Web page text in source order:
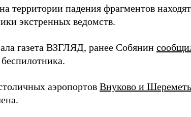
территории падения фрагментов
экстренных ведомств.
газета ВЗГЛЯД, ранее Собянин
аэропортов Внуково и